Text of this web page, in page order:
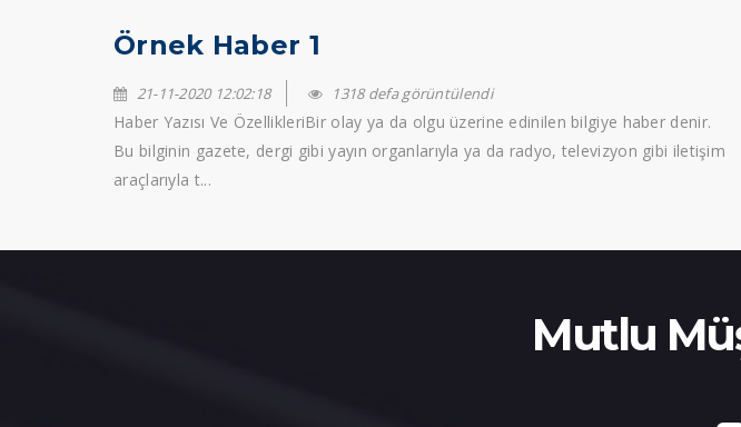
Örnek Haber 1
21-11-2020 12:02:18 1318 defa görüntülendi
Haber Yazısı Ve ÖzellikleriBir olay ya da olgu üzerine edinilen bilgiye haber denir.
Bu bilginin gazete, dergi gibi yayın organlarıyla ya da radyo, televizyon gibi iletişim
araçlarıyla t...
Mutlu